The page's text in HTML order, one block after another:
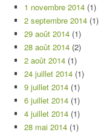
1 novembre 2014 (1)
2 septembre 2014 (1)
29 août 2014 (1)
28 août 2014 (2)
2 août 2014 (1)
24 juillet 2014 (1)
9 juillet 2014 (1)
6 juillet 2014 (1)
4 juillet 2014 (1)
28 mai 2014 (1)